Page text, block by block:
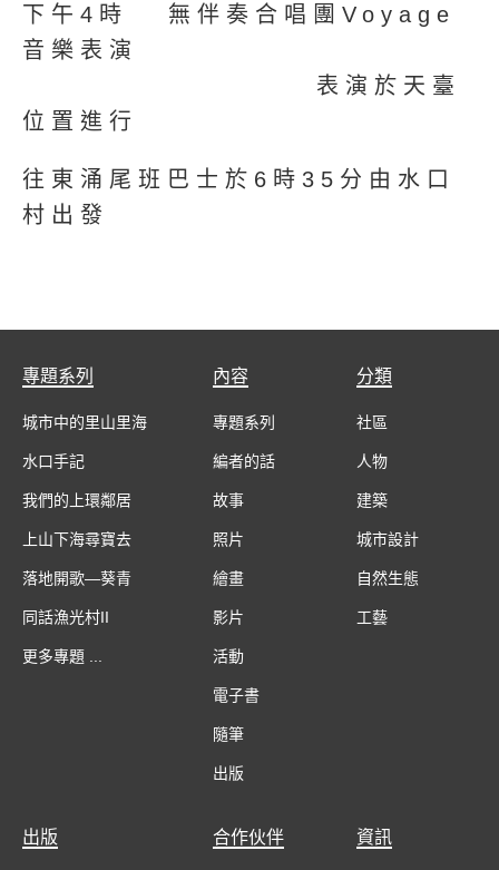
下午4時 無伴奏合唱團Voyage
音樂表演
表演於天臺
位置進行
往東涌尾班巴士於6時35分由水口
村出發
專題系列
城市中的里山里海
水口手記
我們的上環鄰居
上山下海尋寶去
落地開歌—葵青
同話漁光村II
更多專題 ...
內容
專題系列
編者的話
故事
照片
繪畫
影片
活動
電子書
隨筆
出版
分類
社區
人物
建築
城市設計
自然生態
工藝
出版 合作伙伴 資訊